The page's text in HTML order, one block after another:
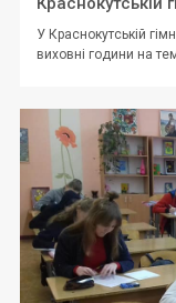
У Краснокутській
виховні години на